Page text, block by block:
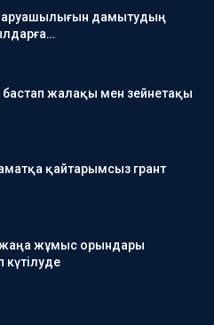
дамытудың
жалақы мен зейнетақы
қайтарымсыз грант
жаңа жұмыс орындары